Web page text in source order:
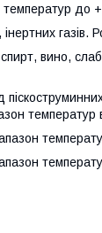
температур до
інертних
вино,